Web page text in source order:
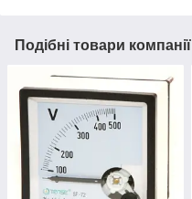
Подібні товари компанії